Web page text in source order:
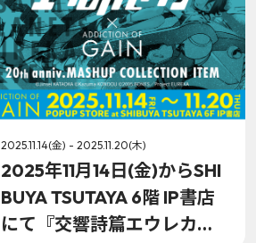
2025.11.14(金) - 2025.11.20(木)
2025年11月14日(金)からSHI
BUYA TSUTAYA 6階 IP書店
にて『交響詩篇エウレカセ